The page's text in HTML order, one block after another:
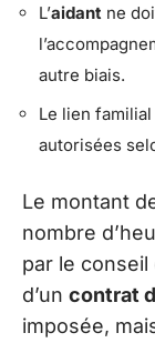
L’aidant ne
autre biais.
Le lien
autorisées
Le montant
nombre
par le
d’un contrat
imposée,